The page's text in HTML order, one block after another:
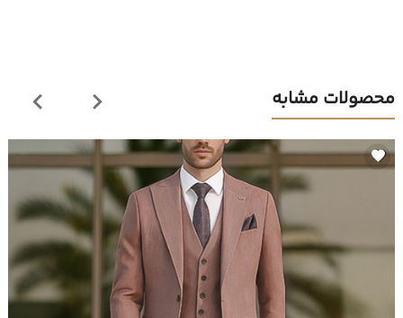
محصولات مشابه